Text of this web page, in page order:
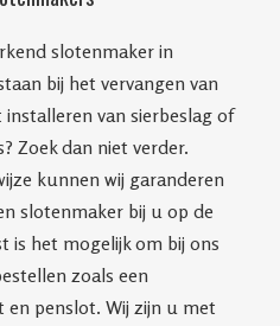
slotenmaker in
bij het vervangen van
van sierbeslag of
Zoek dan niet verder.
kunnen wij garanderen
slotenmaker bij u op de
is het mogelijk om bij ons
zoals een
penslot. Wij zijn u met